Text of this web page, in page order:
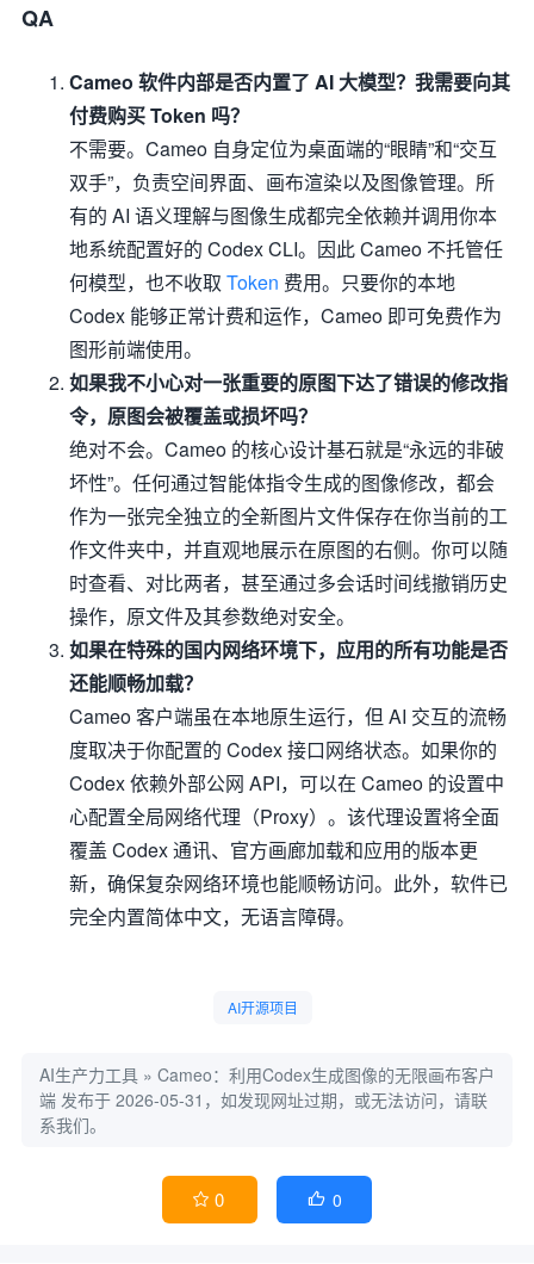
QA
Cameo 软件内部是否内置了 AI 大模型？我需要向其
付费购买 Token 吗？
不需要。Cameo 自身定位为桌面端的“眼睛”和“交互
双手”，负责空间界面、画布渲染以及图像管理。所
有的 AI 语义理解与图像生成都完全依赖并调用你本
地系统配置好的 Codex CLI。因此 Cameo 不托管任
何模型，也不收取 Token 费用。只要你的本地
Codex 能够正常计费和运作，Cameo 即可免费作为
图形前端使用。
如果我不小心对一张重要的原图下达了错误的修改指
令，原图会被覆盖或损坏吗？
绝对不会。Cameo 的核心设计基石就是“永远的非破
坏性”。任何通过智能体指令生成的图像修改，都会
作为一张完全独立的全新图片文件保存在你当前的工
作文件夹中，并直观地展示在原图的右侧。你可以随
时查看、对比两者，甚至通过多会话时间线撤销历史
操作，原文件及其参数绝对安全。
如果在特殊的国内网络环境下，应用的所有功能是否
还能顺畅加载？
Cameo 客户端虽在本地原生运行，但 AI 交互的流畅
度取决于你配置的 Codex 接口网络状态。如果你的
Codex 依赖外部公网 API，可以在 Cameo 的设置中
心配置全局网络代理（Proxy）。该代理设置将全面
覆盖 Codex 通讯、官方画廊加载和应用的版本更
新，确保复杂网络环境也能顺畅访问。此外，软件已
完全内置简体中文，无语言障碍。
AI开源项目
AI生产力工具 » Cameo：利用Codex生成图像的无限画布客户
端 发布于 2026-05-31，如发现网址过期，或无法访问，请联
系我们。
 0  0